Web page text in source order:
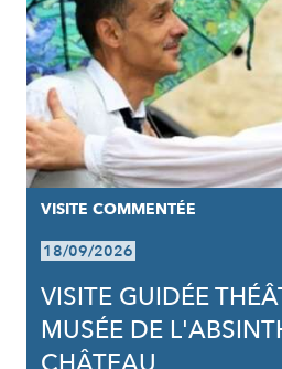
VISITE COMMENTÉE
18/09/2026
VISITE GUIDÉE
MUSÉE DE